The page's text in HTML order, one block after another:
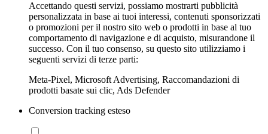
Accettando questi servizi, possiamo mostrarti pubblicità
personalizzata in base ai tuoi interessi, contenuti sponsorizzati
o promozioni per il nostro sito web o prodotti in base al tuo
comportamento di navigazione e di acquisto, misurandone il
successo. Con il tuo consenso, su questo sito utilizziamo i
seguenti servizi di terze parti:
Meta-Pixel, Microsoft Advertising, Raccomandazioni di
prodotti basate sui clic, Ads Defender
Conversion tracking esteso